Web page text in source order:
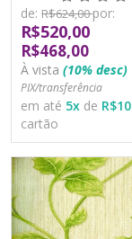
de: R$624,00por:
R$520,00
R$468,00
À vista (10% desc)
PIX/transferência
em até 5x de
cartão